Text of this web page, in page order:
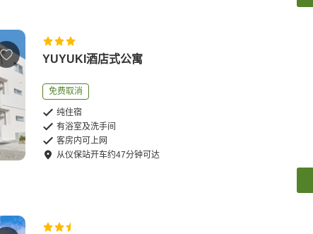
YUYUKI酒店式公寓
免费取消
纯住宿
有浴室及洗手间
客房内可上网
从仪保站开车约47分钟可达